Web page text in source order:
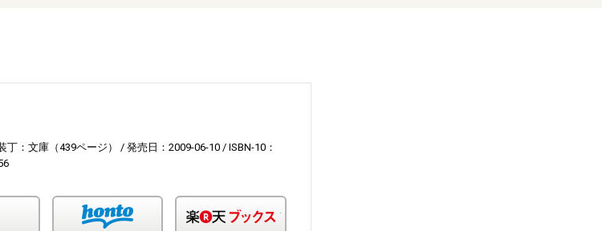
丁：文庫（439ページ） 発売日：2009-06-10
ISBN-10：